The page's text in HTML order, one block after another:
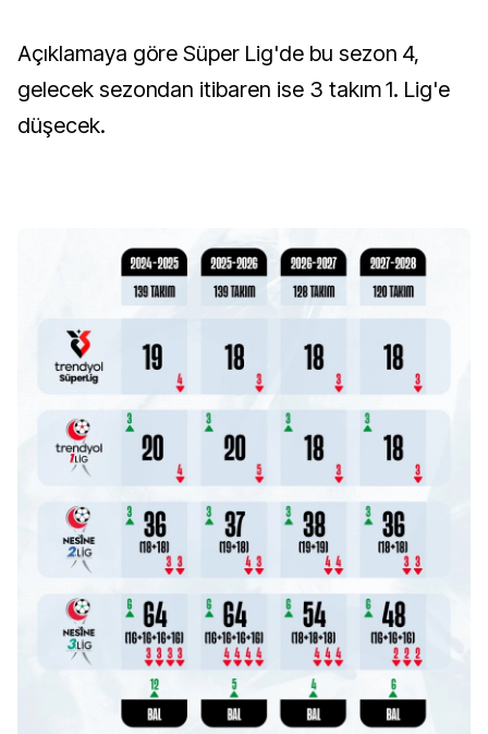
Açıklamaya göre Süper Lig'de bu sezon 4,
gelecek sezondan itibaren ise 3 takım 1. Lig'e
düşecek.